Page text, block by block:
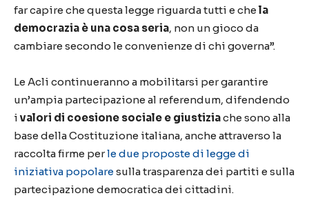
far capire che questa legge riguarda tutti e che la
democrazia è una cosa seria, non un gioco da
cambiare secondo le convenienze di chi governa”.
Le Acli continueranno a mobilitarsi per garantire
un’ampia partecipazione al referendum, difendendo
i valori di coesione sociale e giustiziache sono alla
base della Costituzione italiana, anche attraverso la
raccolta firme perle due proposte di legge di
iniziativa popolaresulla trasparenza dei partiti e sulla
partecipazione democratica dei cittadini.